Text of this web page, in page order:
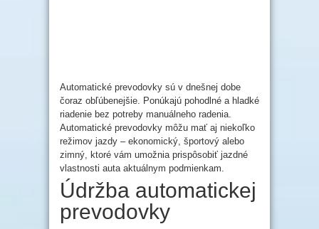
Automatické prevodovky sú v dnešnej dobe
čoraz obľúbenejšie. Ponúkajú pohodlné a hladké
riadenie bez potreby manuálneho radenia.
Automatické prevodovky môžu mať aj niekoľko
režimov jazdy – ekonomický, športový alebo
zimný, ktoré vám umožnia prispôsobiť jazdné
vlastnosti auta aktuálnym podmienkam.
Údržba automatickej
prevodovky